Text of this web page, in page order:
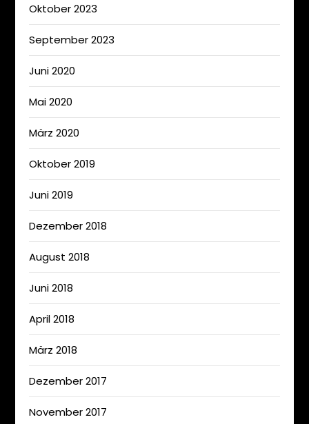
Oktober 2023
September 2023
Juni 2020
Mai 2020
März 2020
Oktober 2019
Juni 2019
Dezember 2018
August 2018
Juni 2018
April 2018
März 2018
Dezember 2017
November 2017